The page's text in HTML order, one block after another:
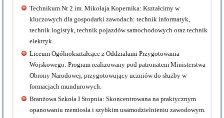
Technikum Nr 2 im. Mikołaja Kopernika: Kształcimy w
kluczowych dla gospodarki zawodach: technik informatyk,
technik logistyk, technik pojazdów samochodowych oraz technik
elektryk.
Liceum Ogólnokształcące z Oddziałami Przygotowania
Wojskowego: Program realizowany pod patronatem Ministerstwa
Obrony Narodowej, przygotowujący uczniów do służby w
formacjach mundurowych.
Branżowa Szkoła I Stopnia: Skoncentrowana na praktycznym
opanowaniu rzemiosła i szybkim usamodzielnieniu zawodowym.